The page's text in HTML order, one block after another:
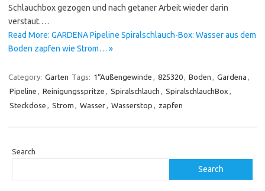
Schlauchbox gezogen und nach getaner Arbeit wieder darin
verstaut.…
Read More: GARDENA Pipeline Spiralschlauch-Box: Wasser aus dem
Boden zapfen wie Strom… »
Category: Garten Tags: 1“Außengewinde , 825320, Boden , Gardena ,
Pipeline , Reinigungsspritze , Spiralschlauch , SpiralschlauchBox ,
Steckdose , Strom , Wasser, Wasserstop , zapfen
Search
Search